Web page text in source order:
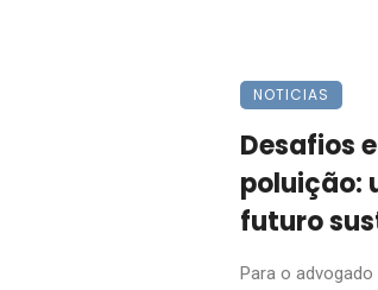
NOTICIAS
Desafios
poluição:
futuro
Para o